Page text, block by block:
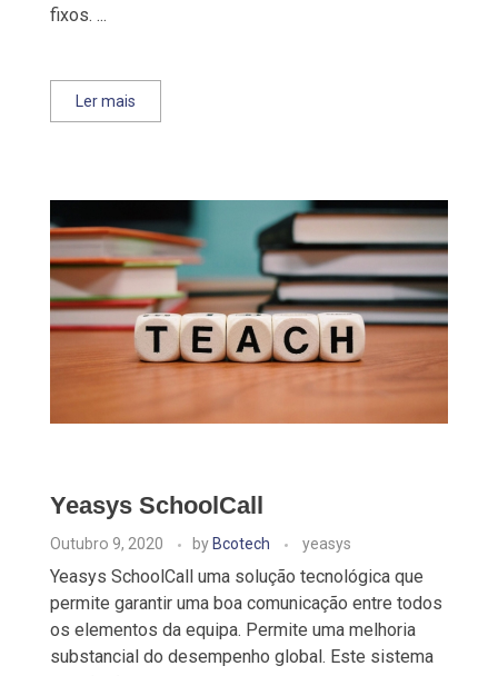
fixos. ...
Ler mais
Yeasys SchoolCall
Outubro 9, 2020 by Bcotech yeasys
Yeasys SchoolCall uma solução tecnológica que
permite garantir uma boa comunicação entre todos
os elementos da equipa. Permite uma melhoria
substancial do desempenho global. Este sistema